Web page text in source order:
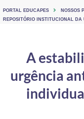
Ministério do Turismo
Controladoria-Geral da União
Ministério da Mulher, da
PORTAL EDUCAPES
NOSSOS
REPOSITÓRIO INSTITUCIONAL
A
urgência